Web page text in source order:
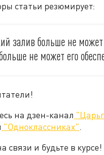
статьи резюмирует:
залив больше не
не может его
на дзен-канал
"Одноклассниках".
связи и будьте в курсе!